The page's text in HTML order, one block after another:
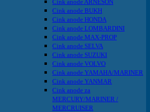
Cink anode ARNESON
Cink anode BUKH
Cink anode HONDA
Cink anode LOMBARDINI
Cink anode MAX-PROP
Cink anode SELVA
Cink anode SUZUKI
Cink anode VOLVO
Cink anode YAMAHA/MARINER
Cink anode YANMAR
Cink anode za
MERCURY/MARINER /
MERCRUISER